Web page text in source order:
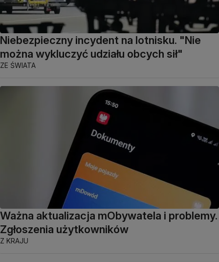
Niebezpieczny incydent na lotnisku. "Nie
można wykluczyć udziału obcych sił"
ZE ŚWIATA
Ważna aktualizacja mObywatela i problemy.
Zgłoszenia użytkowników
Z KRAJU